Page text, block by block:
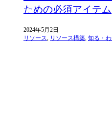
ための必須アイテム
2024年5月2日
リソース
リソース構築 知る・